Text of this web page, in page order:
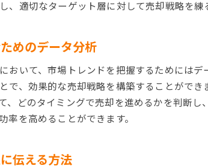
、適切なターゲット層に対して売却戦略を練
めのデータ分析
おいて、市場トレンドを把握するためには
で、効果的な売却戦略を構築することがで
、どのタイミングで売却を進めるかを判断
率を高めることができます。
伝える方法